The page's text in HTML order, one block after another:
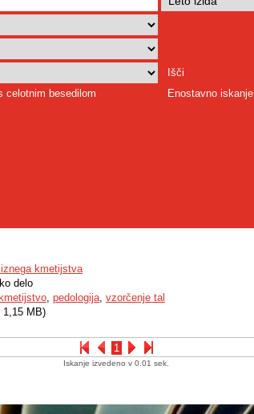
Išči
celotnim besedilom
Enostavno iskanje
1
kmetijstva
delo
, pedologija, vzorčenje tal
1,15 MB)
Iskanje izvedeno v 0.01 sek.